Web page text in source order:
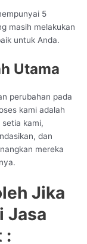
5
masih melakukan
untuk Anda.
Utama
perubahan pada
kami adalah
kami,
dan
mereka
Jika
Jasa
: